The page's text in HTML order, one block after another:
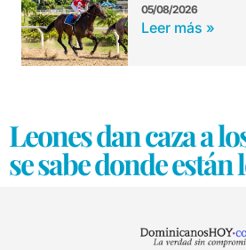
05/08/2026
Leer más »
Leones dan caza a
se sabe donde están